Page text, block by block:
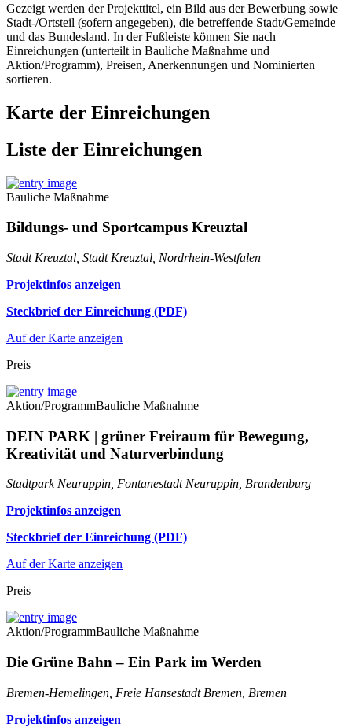
Gezeigt werden der Projekttitel, ein Bild aus der Bewerbung sowie
Stadt-/Ortsteil (sofern angegeben), die betreffende Stadt/Gemeinde
und das Bundesland. In der Fußleiste können Sie nach
Einreichungen (unterteilt in Bauliche Maßnahme und
Aktion/Programm), Preisen, Anerkennungen und Nominierten
sortieren.
Karte der Einreichungen
Liste der Einreichungen
Bauliche Maßnahme
Bildungs- und Sportcampus Kreuztal
Stadt Kreuztal, Stadt Kreuztal, Nordrhein-Westfalen
Projektinfos anzeigen
Steckbrief der Einreichung (PDF)
Auf der Karte anzeigen
Preis
Aktion/ProgrammBauliche Maßnahme
DEIN PARK | grüner Freiraum für Bewegung,
Kreativität und Naturverbindung
Stadtpark Neuruppin, Fontanestadt Neuruppin, Brandenburg
Projektinfos anzeigen
Steckbrief der Einreichung (PDF)
Auf der Karte anzeigen
Preis
Aktion/ProgrammBauliche Maßnahme
Die Grüne Bahn – Ein Park im Werden
Bremen-Hemelingen, Freie Hansestadt Bremen, Bremen
Projektinfos anzeigen